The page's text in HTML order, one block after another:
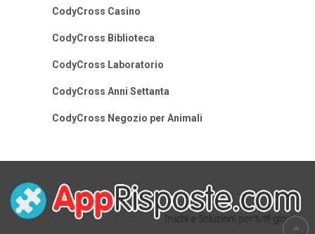
CodyCross Casino
CodyCross Biblioteca
CodyCross Laboratorio
CodyCross Anni Settanta
CodyCross Negozio per Animali